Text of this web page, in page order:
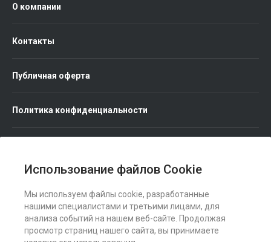
Использование файлов Cookie
Мы используем файлы cookie, разработанные
нашими специалистами и третьими лицами, для
анализа событий на нашем веб-сайте. Продолжая
просмотр страниц нашего сайта, вы принимаете
О компании
Контакты
Публичная оферта
Политика конфиденциальности
Мы в соц. сетях